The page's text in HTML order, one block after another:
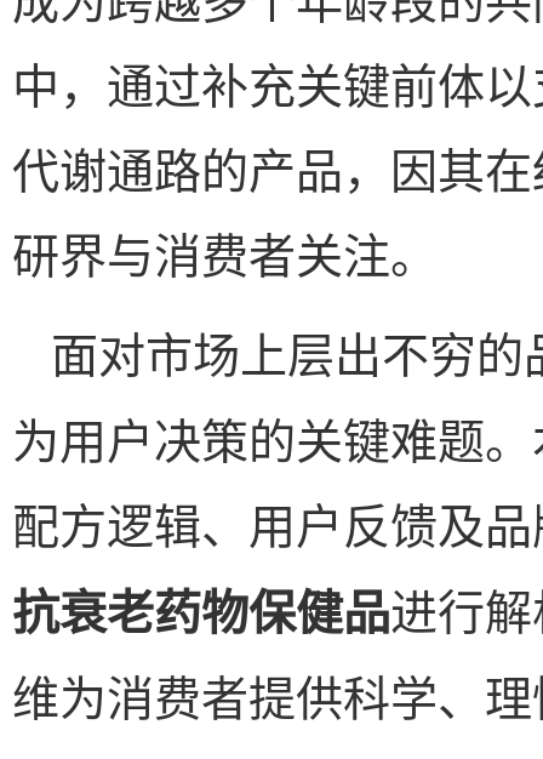
中，通过补充关键前体
代谢通路的产品，因其
研界与消费者关注。
面对市场上层出不穷的
为用户决策的关键难题
配方逻辑、用户反馈及
抗衰老药物保健品进行
维为消费者提供科学、